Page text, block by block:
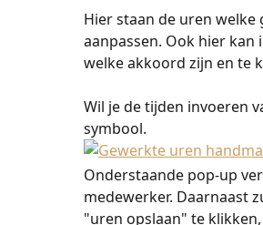
Hier staan de uren
aanpassen. Ook hier
welke akkoord zijn en te
Wil je de tijden invoeren
symbool.
Onderstaande pop-up
medewerker. Daarnaast
"uren opslaan" te